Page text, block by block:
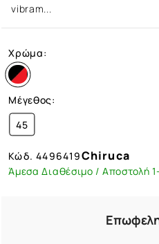
vibram...
Χρώμα:
Μέγεθος:
45
Κώδ.4496419Chiruca
Άμεσα Διαθέσιμο / Αποστολή